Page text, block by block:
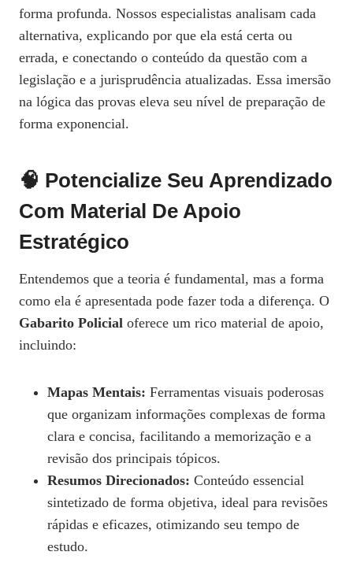
forma profunda. Nossos especialistas analisam cada
alternativa, explicando por que ela está certa ou
errada, e conectando o conteúdo da questão com a
legislação e a jurisprudência atualizadas. Essa imersão
na lógica das provas eleva seu nível de preparação de
forma exponencial.
🧠 Potencialize Seu Aprendizado
Com Material De Apoio
Estratégico
Entendemos que a teoria é fundamental, mas a forma
como ela é apresentada pode fazer toda a diferença. O
Gabarito Policial oferece um rico material de apoio,
incluindo:
Mapas Mentais: Ferramentas visuais poderosas
que organizam informações complexas de forma
clara e concisa, facilitando a memorização e a
revisão dos principais tópicos.
Resumos Direcionados: Conteúdo essencial
sintetizado de forma objetiva, ideal para revisões
rápidas e eficazes, otimizando seu tempo de
estudo.